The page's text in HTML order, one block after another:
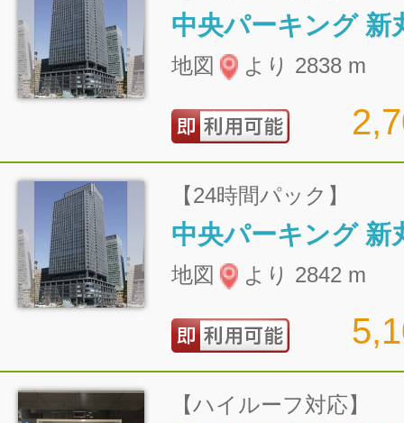
地図 より 2838 m
【24時間パック】
地図 より 2842 m
【ハイルーフ対応】